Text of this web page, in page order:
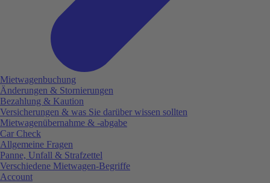
Mietwagenbuchung
Änderungen & Stornierungen
Bezahlung & Kaution
Versicherungen & was Sie darüber wissen sollten
Mietwagenübernahme & -abgabe
Car Check
Allgemeine Fragen
Panne, Unfall & Strafzettel
Verschiedene Mietwagen-Begriffe
Account